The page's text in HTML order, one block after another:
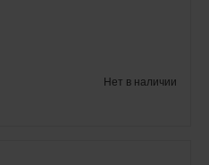
Нет в наличии